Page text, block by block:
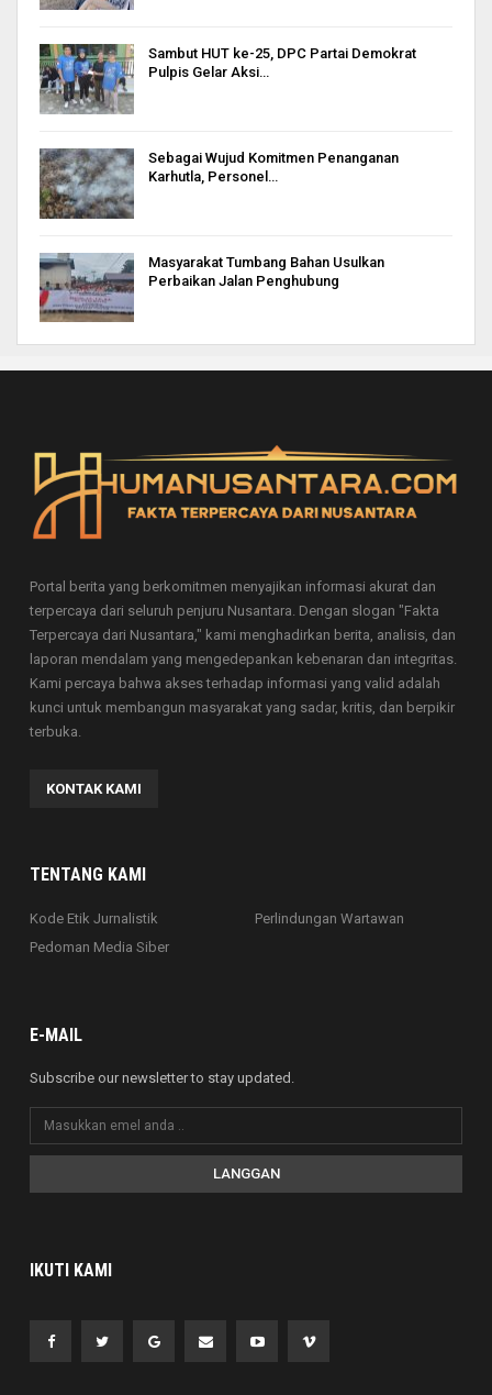
Sambut HUT ke-25, DPC Partai Demokrat
Pulpis Gelar Aksi…
Sebagai Wujud Komitmen Penanganan
Karhutla, Personel…
Masyarakat Tumbang Bahan Usulkan
Perbaikan Jalan Penghubung
Portal berita yang berkomitmen menyajikan informasi akurat dan
terpercaya dari seluruh penjuru Nusantara. Dengan slogan "Fakta
Terpercaya dari Nusantara," kami menghadirkan berita, analisis, dan
laporan mendalam yang mengedepankan kebenaran dan integritas.
Kami percaya bahwa akses terhadap informasi yang valid adalah
kunci untuk membangun masyarakat yang sadar, kritis, dan berpikir
terbuka.
KONTAK KAMI
TENTANG KAMI
Kode Etik Jurnalistik
Pedoman Media Siber
Perlindungan Wartawan
E-MAIL
Subscribe our newsletter to stay updated.
LANGGAN
IKUTI KAMI